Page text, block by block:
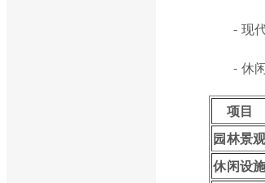
- 现
- 休
项目
园林景
休闲设